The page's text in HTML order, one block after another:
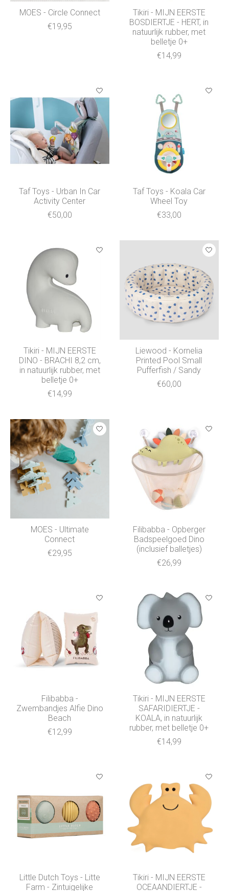
MOES - Circle Connect
€19,95
Tikiri - MIJN EERSTE
BOSDIERTJE - HERT, in
natuurlijk rubber, met
belletje 0+
€14,99
Taf Toys - Urban In Car
Activity Center
€50,00
Taf Toys - Koala Car
Wheel Toy
€33,00
Tikiri - MIJN EERSTE
DINO - BRACHI 8,2 cm,
in natuurlijk rubber, met
belletje 0+
€14,99
Liewood - Kornelia
Printed Pool Small
Pufferfish / Sandy
€60,00
MOES - Ultimate
Connect
€29,95
Filibabba - Opberger
Badspeelgoed Dino
(inclusief balletjes)
€26,99
Filibabba -
Zwembandjes Alfie Dino
Beach
€12,99
Tikiri - MIJN EERSTE
SAFARIDIERTJE -
KOALA, in natuurlijk
rubber, met belletje 0+
€14,99
Little Dutch Toys - Litte
Farm - Zintuigelijke
Tikiri - MIJN EERSTE
OCEAANDIERTJE -